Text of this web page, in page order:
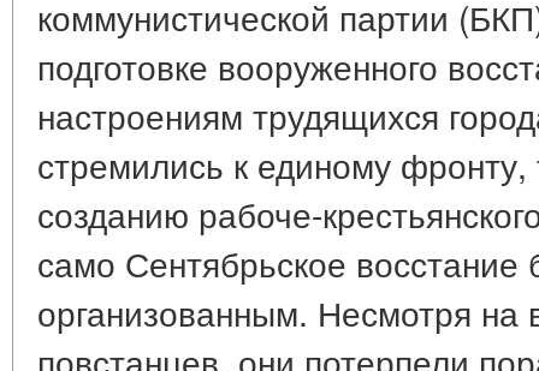
коммунистической партии
подготовке вооруженного
настроениям трудящихся
стремились к единому
созданию рабоче-
само Сентябрьское восстание
организованным. Несмотря на